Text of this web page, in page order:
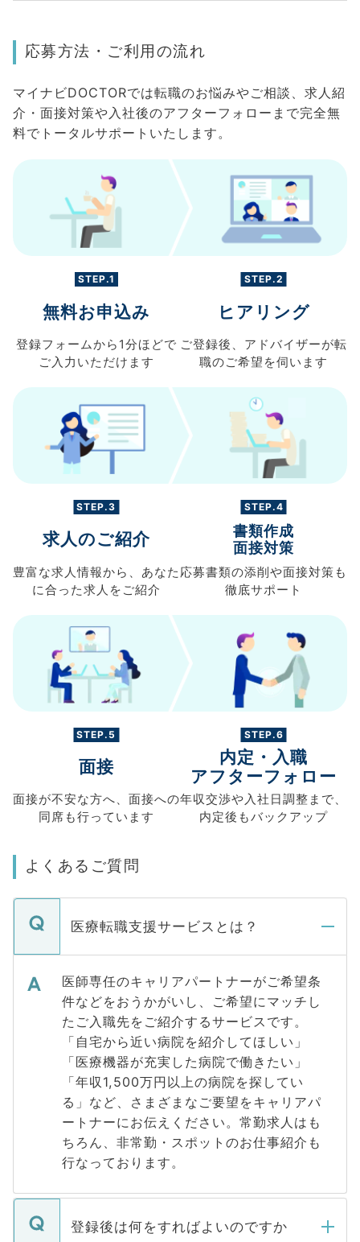
応募方法・ご利用の流れ
マイナビDOCTORでは転職のお悩みやご相談、求人紹
介・面接対策や入社後のアフターフォローまで完全無
料でトータルサポートいたします。
STEP.1
無料お申込み
登録フォームから 1分ほどで
ご入力 いただけます
STEP.2
ヒアリング
ご登録後、 アドバイザーが転
職のご希望を伺います
STEP.3
求人のご紹介
豊富な求人情報から、 あなた
に合った求人を ご紹介
STEP.4
書類作成
面接対策
応募書類の添削や面接対策も
徹底サポート
STEP.5
面接
面接が不安な方へ、 面接への
同席も行っています
STEP.6
内定・入職
アフターフォロー
年収交渉や入社日調整まで、
内定後もバックアップ
よくあるご質問
医療転職支援サービスとは？
医師専任のキャリアパートナーがご希望条
件などをおうかがいし、ご希望にマッチし
たご入職先をご紹介するサービスです。
「自宅から近い病院を紹介してほしい」
「医療機器が充実した病院で働きたい」
「年収1,500万円以上の病院を探してい
る」など、さまざまなご要望をキャリアパ
ートナーにお伝えください。常勤求人はも
ちろん、非常勤・スポットのお仕事紹介も
行なっております。
登録後は何をすればよいのですか